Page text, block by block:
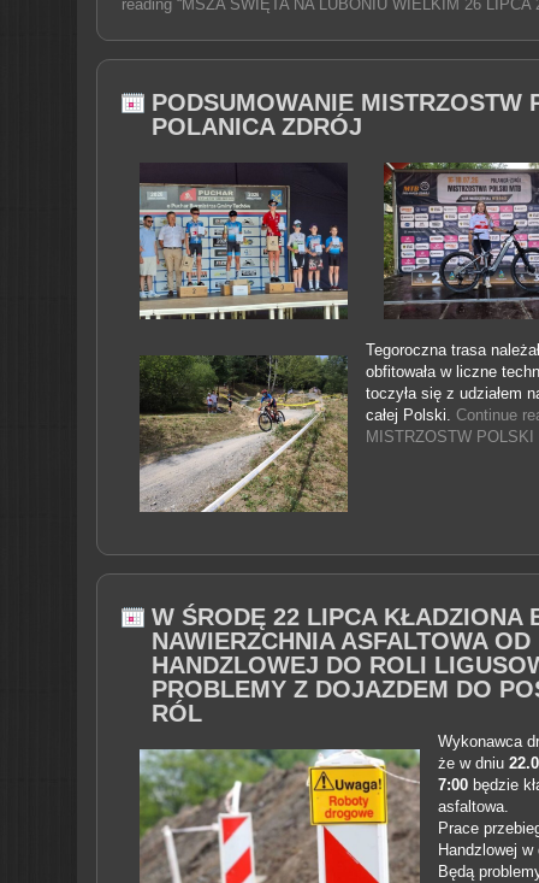
reading “MSZA ŚWIĘTA NA LUBONIU WIELKIM 26 LIPCA
PODSUMOWANIE MISTRZOSTW
POLANICA ZDRÓJ
Tegoroczna trasa
obfitowała w liczne
toczyła się z udziałem
całej Polski. Continue
MISTRZOSTW
W ŚRODĘ 22 LIPCA KŁADZIONA
NAWIERZCHNIA ASFALTOWA OD
HANDZLOWEJ DO ROLI
PROBLEMY Z DOJAZDEM DO
RÓL
Wykonawca
że w dniu
7:00 będzie
asfaltowa.
Prace
Handzlowej w
Będą